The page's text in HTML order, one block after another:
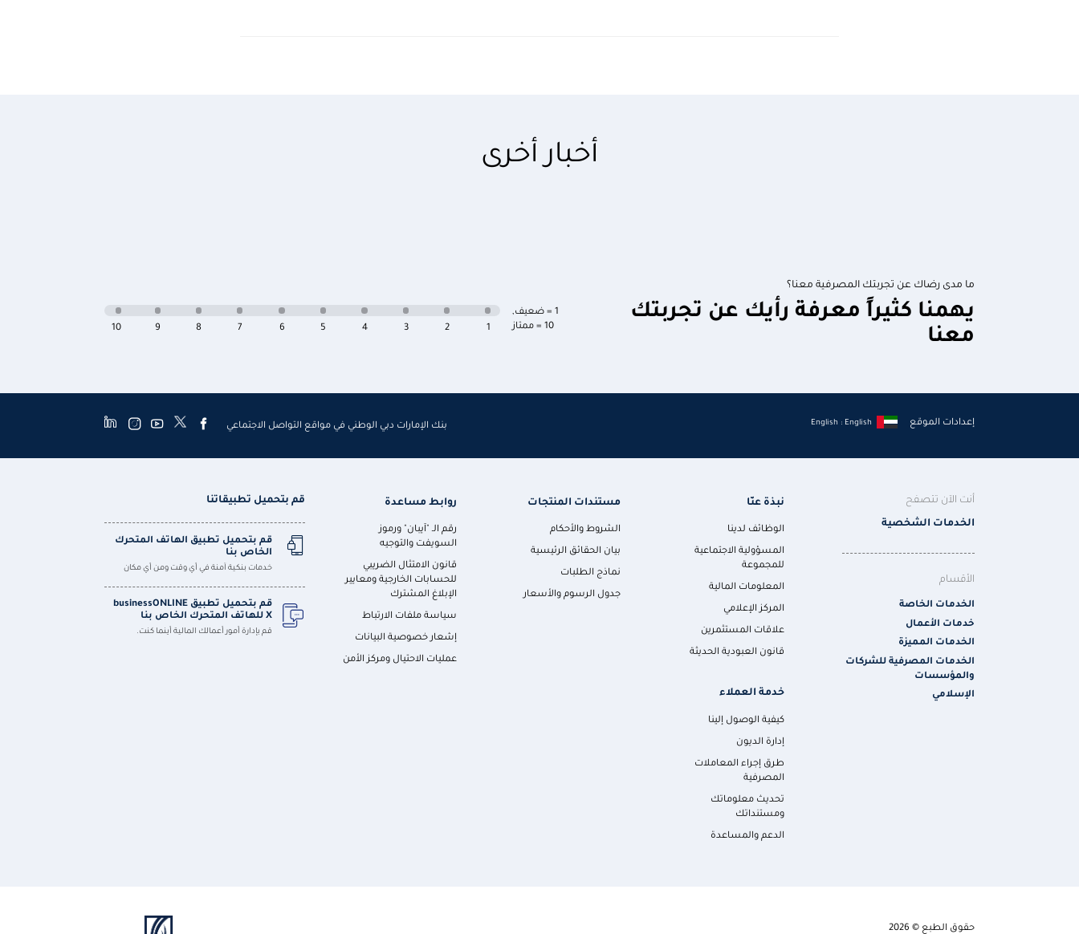
أخبار أخرى
ما مدى رضاك عن تجربتك المصرفية معنا؟
يهمنا كثيراً معرفة رأيك عن تجربتك
معنا
1 = ضعيف
,
10 = ممتاز
10 9 8 7 6 5 4 3 2 1
إعدادات الموقع English : English بنك الإمارات دبي الوطني في مواقع التواصل الاجتماعي
أنت الآن تتصفح
الخدمات الشخصية
الأقسام
الخدمات الخاصة
خدمات الأعمال
الخدمات المميزة
الخدمات المصرفية للشركات
والمؤسسات
الإسلامي
نبذة عنّا
الوظائف لدينا
المسؤولية الاجتماعية
للمجموعة
المعلومات المالية
المركز الإعلامي
علاقات المستثمرين
قانون العبودية الحديثة
مستندات المنتجات
الشروط والأحكام
بيان الحقائق الرئيسية
نماذج الطلبات
جدول الرسوم والأسعار
روابط مساعدة
رقم الـ "آيبان" ورموز
السويفت والتوجيه
قانون الامتثال الضريبي
للحسابات الخارجية ومعايير
الإبلاغ المشترك
سياسة ملفات الارتباط
إشعار خصوصية البيانات
عمليات الاحتيال ومركز الأمن
خدمة العملاء
كيفية الوصول إلينا
إدارة الديون
طرق إجراء المعاملات
المصرفية
تحديث معلوماتك
ومستنداتك
الدعم والمساعدة
قم بتحميل تطبيقاتنا
قم بتحميل تطبيق الهاتف المتحرك
الخاص بنا
خدمات بنكية آمنة في أي وقت ومن أي مكان
قم بتحميل تطبيق businessONLINE
X للهاتف المتحرك الخاص بنا
قم بإدارة أمور أعمالك المالية أينما كنت.
حقوق الطبع © 2026